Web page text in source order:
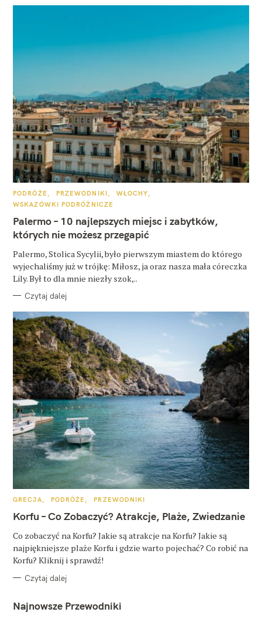
K
T
G
O
R
PODRÓŻE PRZEWODNIKI
WŁOCHY
WSKAZÓWKI PODRÓŻNICZE
Palermo – 10 najlepszych miejsc i zabytków,
których nie możesz przegapić
Palermo, Stolica Sycylii, było pierwszym miastem do którego
wyjechaliśmy już w trójkę: Miłosz, ja oraz nasza mała córeczka
Lily. Był to dla mnie niezły szok,..
Czytaj dalej
K
T
E
O
R
I
GRECJA PODRÓŻE PRZEWODNIKI
Korfu – Co Zobaczyć? Atrakcje, Plaże, Zwiedzanie
Co zobaczyć na Korfu? Jakie są atrakcje na Korfu? Jakie są
najpiękniejsze plaże Korfu i gdzie warto pojechać? Co robić na
Korfu? Kliknij i sprawdź!
Czytaj dalej
Najnowsze Przewodniki